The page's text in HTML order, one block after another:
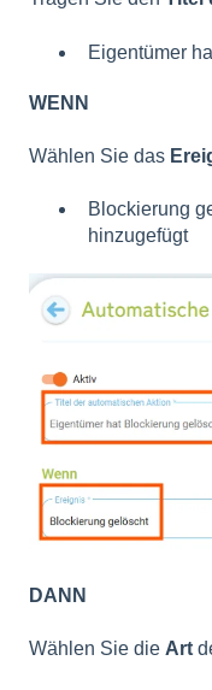
Eigentümer
WEN N
Wählen Sie das
Blockierung
hinzugefügt
DANN
Wählen Sie die Art